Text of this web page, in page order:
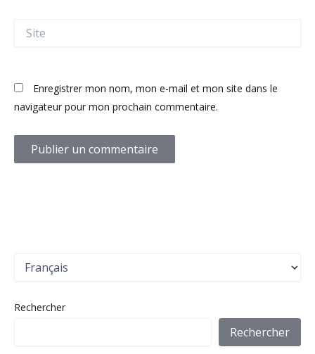
Enregistrer mon nom, mon e-mail et mon site dans le
navigateur pour mon prochain commentaire.
i
s
Rechercher
Rechercher